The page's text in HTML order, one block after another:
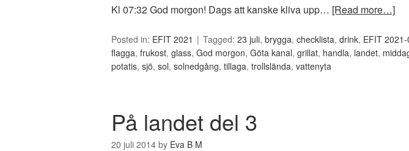
Kl 07:32 God morgon! Dags att kanske kliva upp… [Read more…]
Posted in: EFIT 2021 Tagged: 23 juli, brygga, checklista, drink, EFIT
flagga, frukost, glass, God morgon, Göta kanal, grillat, handla, landet,
potatis, sjö, sol, solnedgång, tillaga, trollslända, vattenyta
På landet del 3
20 juli 2014 by Eva B M